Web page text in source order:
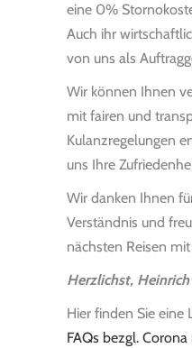
eine 0%
Auch ihr
von uns als
Wir können Ihnen
mit fairen und
Kulanzregelungen
uns Ihre
Wir danken Ihnen
Verständnis und
nächsten Reisen
Herzlichst, Heinrich
Hier finden Sie eine
FAQs bezgl.